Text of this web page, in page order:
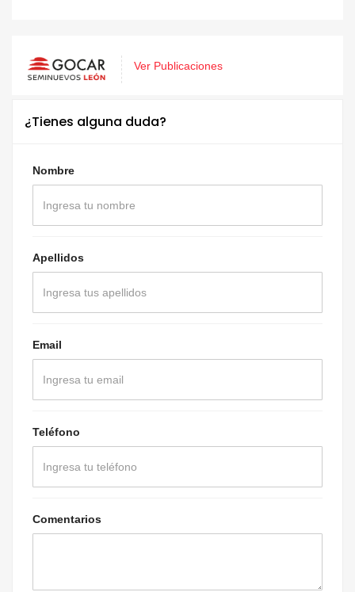
Ver Publicaciones
¿Tienes alguna duda?
Nombre
Apellidos
Email
Teléfono
Comentarios